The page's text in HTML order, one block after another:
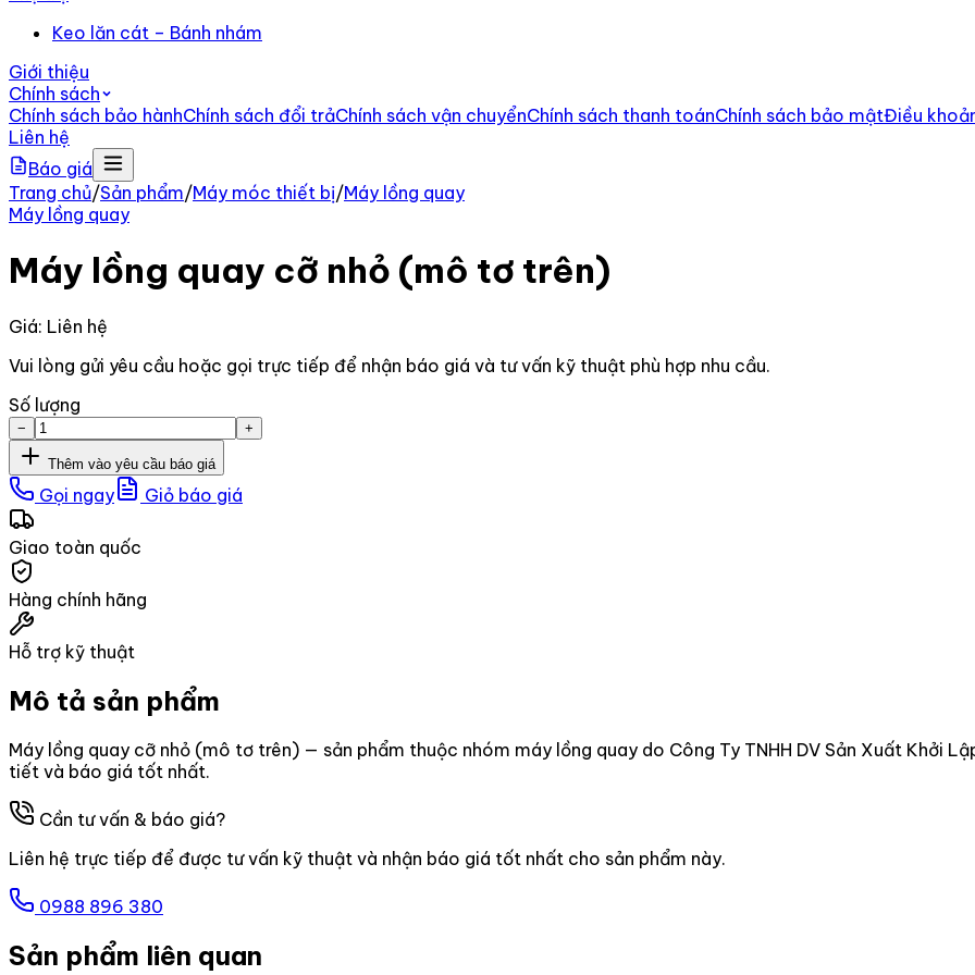
Keo lăn cát – Bánh nhám
Giới thiệu
Chính sách
Chính sách bảo hànhChính sách đổi trảChính sách vận chuyểnChính sách thanh toánChính sách bảo mậtĐiều
Liên hệ
Báo giá
Trang chủ/Sản phẩm/Máy móc thiết bị/Máy lồng quay
Máy lồng quay
Máy lồng quay cỡ nhỏ (mô tơ trên)
Giá: Liên hệ
Vui lòng gửi yêu cầu hoặc gọi trực tiếp để nhận báo giá và tư vấn kỹ thuật phù hợp nhu cầu.
Số lượng
− +
Thêm vào yêu cầu báo giá
Gọi ngay Giỏ báo giá
Giao toàn quốc
Hàng chính hãng
Hỗ trợ kỹ thuật
Mô tả sản phẩm
Máy lồng quay cỡ nhỏ (mô tơ trên) — sản phẩm thuộc nhóm máy lồng quay do Công Ty TNHH DV Sản Xuất Khởi
tiết và báo giá tốt nhất.
Cần tư vấn & báo giá?
Liên hệ trực tiếp để được tư vấn kỹ thuật và nhận báo giá tốt nhất cho sản phẩm này.
0988 896 380
Sản phẩm liên quan